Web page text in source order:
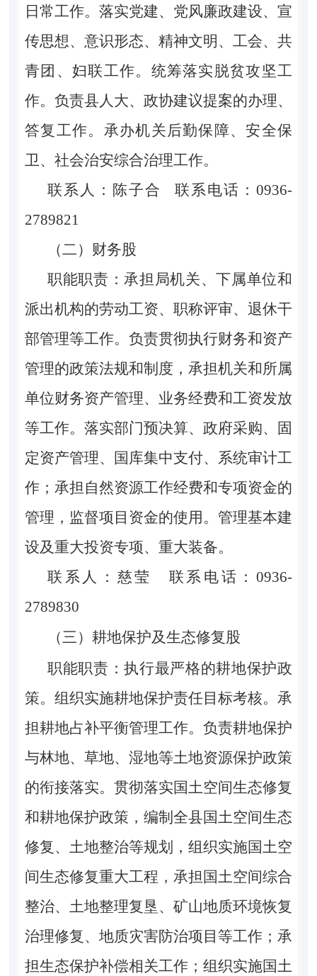
日常工作。落实党建、党风廉政建设、宣
传思想、意识形态、精神文明、工会、共
青团、妇联工作。统筹落实脱贫攻坚工
作。负责县人大、政协建议提案的办理、
答复工作。承办机关后勤保障、安全保
卫、社会治安综合治理工作。
联系人：陈子合 联系电话：0936-
2789821
（二）财务股
职能职责：承担局机关、下属单位和
派出机构的劳动工资、职称评审、退休干
部管理等工作。负责贯彻执行财务和资产
管理的政策法规和制度，承担机关和所属
单位财务资产管理、业务经费和工资发放
等工作。落实部门预决算、政府采购、固
定资产管理、国库集中支付、系统审计工
作；承担自然资源工作经费和专项资金的
管理，监督项目资金的使用。管理基本建
设及重大投资专项、重大装备。
联系人：慈莹 联系电话：0936-
2789830
（三） 耕地保护及生态修复股
职能职责：执行最严格的耕地保护政
策。组织实施耕地保护责任目标考核。承
担耕地占补平衡管理工作。负责耕地保护
与林地、草地、湿地等土地资源保护政策
的衔接落实。贯彻落实国土空间生态修复
和耕地保护政策，编制全县国土空间生态
修复、土地整治等规划，组织实施国土空
间生态修复重大工程，承担国土空间综合
整治、土地整理复垦、矿山地质环境恢复
治理修复、地质灾害防治项目等工作；承
担生态保护补偿相关工作；组织实施国土